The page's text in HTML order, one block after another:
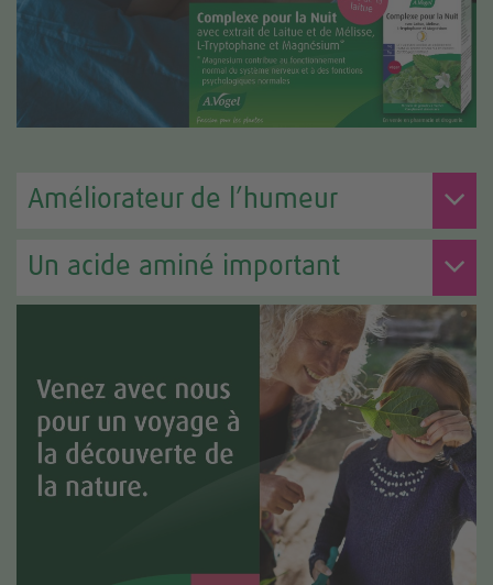
Améliorateur de l’humeur
Un acide aminé important